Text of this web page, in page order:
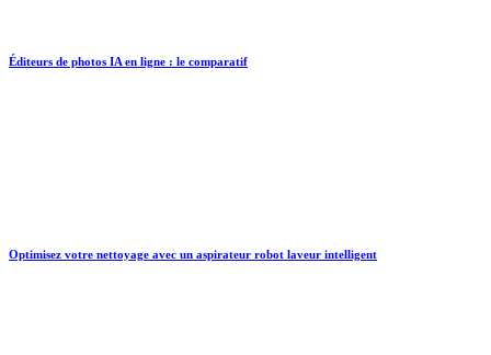
Éditeurs de photos IA en ligne : le comparatif
Optimisez votre nettoyage avec un aspirateur robot laveur intelligent